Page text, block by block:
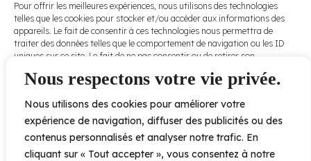
Nous respectons votre vie privée.
Nous utilisons des cookies pour améliorer votre
expérience de navigation, diffuser des publicités ou des
contenus personnalisés et analyser notre trafic. En
cliquant sur « Tout accepter », vous consentez à notre
Pour offrir les meilleures expériences, nous utilisons des technologies
telles que les cookies pour stocker et/ou accéder aux informations des
appareils. Le fait de consentir à ces technologies nous permettra de
traiter des données telles que le comportement de navigation ou les ID
uniques sur ce site. Le fait de ne pas consentir ou de retirer son
et fonctions.
Accepter
Refuser
conditions
d’utilisationet
nospolitiques
de
confidentialité .